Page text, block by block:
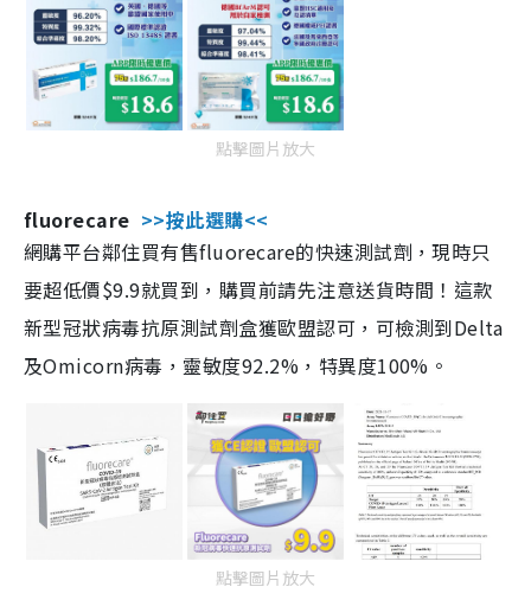
點擊圖片放大
fluorecare >>按此選購<<
網購平台鄰住買有售fluorecare的快速測試劑，現時只
要超低價$9.9就買到，購買前請先注意送貨時間！這款
新型冠狀病毒抗原測試劑盒獲歐盟認可，可檢測到Delta
及Omicorn病毒，靈敏度92.2%，特異度100%。
點擊圖片放大